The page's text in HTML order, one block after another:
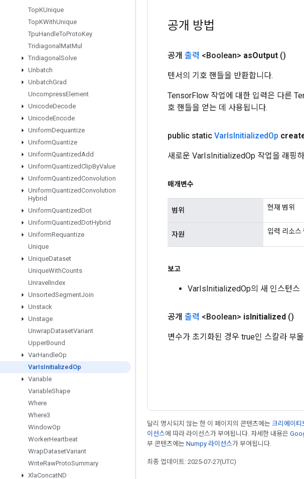
TopKUnique
TopKWithUnique
TpuHandleToProtoKey
Tridiagonal MatMul
Tridiagonal Solve
Unbatch
UnbatchGrad
UncompressElement
UnicodeDecode
UnicodeEncode
UniformDequantize
UniformQuantize
UniformQuantizedAdd
UniformQuantizedClipByValue
UniformQuantizedConvolution
UniformQuantizedConvolution
Hybrid
UniformQuantizedDot
UniformQuantizedDotHybrid
UniformRequantize
Unique
UniqueDataset
UniqueWithCounts
Unravel Index
UnsortedSegmentJoin
Unstack
Unstage
UnwrapDatasetVariant
UpperBound
VarHandleOp
VarIsInitialized Op
Variable
VariableShape
Where
Where3
WindowOp
WorkerHeartbeat
WrapDatasetVariant
WriteRawProtoSummary
XlaConcatND
공개 방법
공개 출력 <Boolean> asOutput ()
텐서의 기호 핸들을 반환합니다.
TensorFlow 작업에 대한 입력은 다른
호 핸들을 얻는 데 사용됩니다.
public static VarIsInitializedOp
새로운 VarIsInitializedOp 작업을 래핑
매개변수
범위 현재 범위
자원 입력 리소스
보고
VarIsInitializedOp의 새 인스턴스
공개 출력 <Boolean> isInitialized ()
변수가 초기화된 경우 true인 스칼라 부
달리 명시되지 않는 한 이 페이지의 콘텐츠에는 크리에이티
이선스에 따라 라이선스가 부여됩니다. 자세한 내용은
부 콘텐츠에는 Numpy 라이선스가 부여됩니다.
최종 업데이트: 2025-07-27(UTC)